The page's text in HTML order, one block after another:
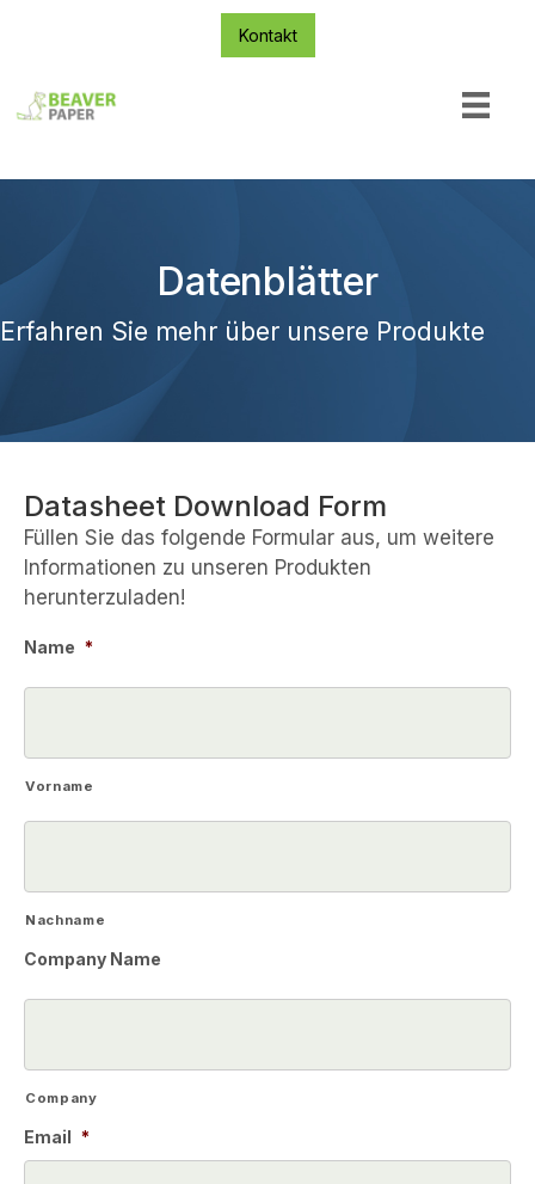
Kontakt
Datenblätter
Erfahren Sie mehr über unsere Produkte
Datasheet Download Form
Füllen Sie das folgende Formular aus, um weitere
Informationen zu unseren Produkten
herunterzuladen!
Name *
Vorname
Nachname
Company Name
Company
Email *